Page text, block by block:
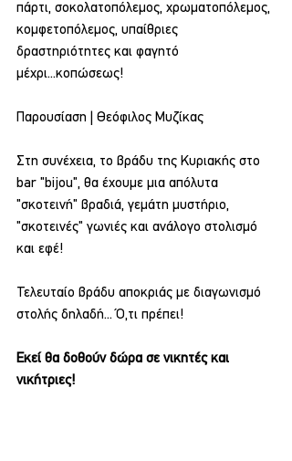
πάρτι, σοκολατοπόλεμος, χρωματοπόλεμος,
κομφετοπόλεμος, υπαίθριες
δραστηριότητες και φαγητό
μέχρι...κοπώσεως!
Παρουσίαση | Θεόφιλος Μυζίκας
Στη συνέχεια, το βράδυ της Κυριακής στο
bar "bijou", θα έχουμε μια απόλυτα
"σκοτεινή" βραδιά, γεμάτη μυστήριο,
"σκοτεινές" γωνιές και ανάλογο στολισμό
και εφέ!
Τελευταίο βράδυ αποκριάς με διαγωνισμό
στολής δηλαδή... Ό,τι πρέπει!
Εκεί θα δοθούν δώρα σε νικητές και
νικήτριες!